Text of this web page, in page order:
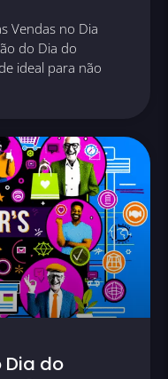
Vendas no Dia
do Dia do
ideal para não
Dia do